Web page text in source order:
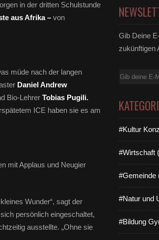
in der dritten Schulstunde
aus Afrika – von
müde nach der langen
Daniel Andrew
Bio-Lehrer Tobias Pugili.
ICE haben sie es am
mit Applaus und Neugier
Wunder“, sagt der
persönlich eingeschaltet,
ausstellte. „Ohne sie
Gib Deine
zukünftigen
E-
#Kultur
#Wirtschaft
#Gemeinde
#Natur und
#Bildung